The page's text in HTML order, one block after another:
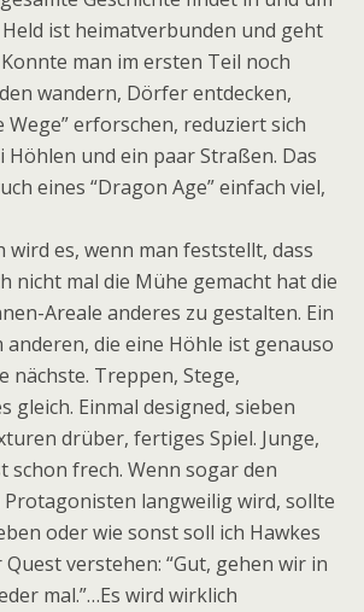
ist heimatverbunden und geht
man im ersten Teil noch
wandern, Dörfer entdecken,
Wege” erforschen, reduziert sich
Höhlen und ein paar Straßen. Das
eines “Dragon Age” einfach viel,
wird es, wenn man feststellt, dass
nicht mal die Mühe gemacht hat die
Areale anderes zu gestalten. Ein
anderen, die eine Höhle ist genauso
nächste. Treppen, Stege,
gleich. Einmal designed, sieben
drüber, fertiges Spiel. Junge,
schon frech. Wenn sogar den
langweilig wird, sollte
oder wie sonst soll ich Hawkes
verstehen: “Gut, gehen wir in
mal.”…Es wird wirklich